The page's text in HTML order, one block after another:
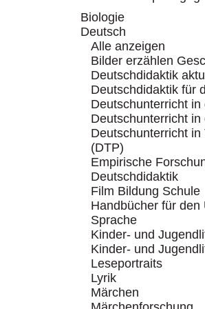
Biologie
Deutsch
Alle anzeigen
Bilder erzählen
Deutschdidaktik
Deutschdidaktik für
Deutschunterricht
Deutschunterricht
Deutschunterricht
(DTP)
Empirische
Deutschdidaktik
Film Bildung Schule
Handbücher für
Sprache
Kinder- und
Kinder- und
Leseportraits
Lyrik
Märchen